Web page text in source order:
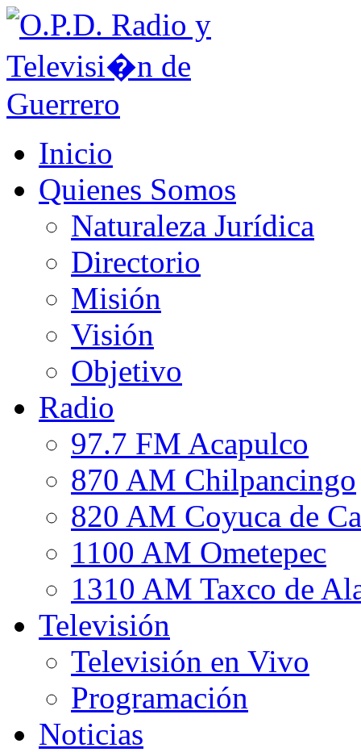
Inicio
Quienes Somos
Naturaleza Jurídica
Directorio
Misión
Visión
Objetivo
Radio
97.7 FM Acapulco
870 AM Chilpancingo
820 AM Coyuca de
1100 AM Ometepec
1310 AM Taxco de
Televisión
Televisión en Vivo
Programación
Noticias